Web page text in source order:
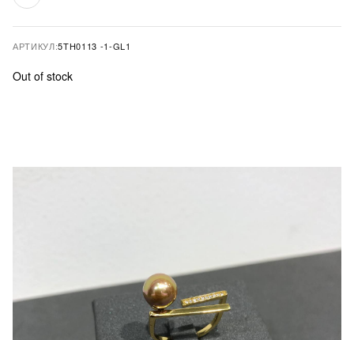
избранное
АРТИКУЛ:5TH0113 -1-GL1
Out of stock